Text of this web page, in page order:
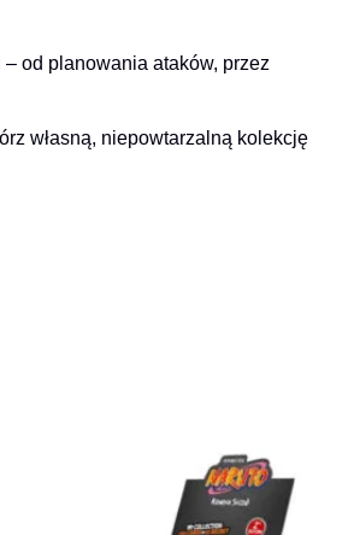
od planowania ataków, przez
własną, niepowtarzalną kolekcję